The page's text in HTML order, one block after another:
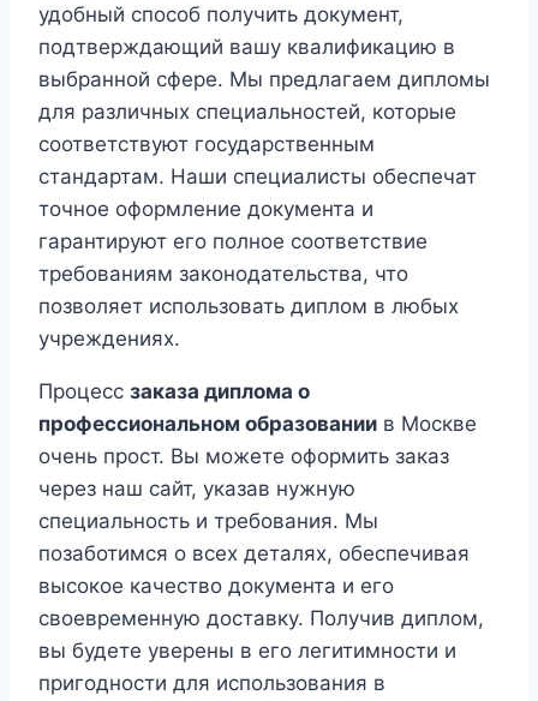
удобный способ получить документ,
подтверждающий вашу квалификацию в
выбранной сфере. Мы предлагаем дипломы
для различных специальностей, которые
соответствуют государственным
стандартам. Наши специалисты обеспечат
точное оформление документа и
гарантируют его полное соответствие
требованиям законодательства, что
позволяет использовать диплом в любых
учреждениях.
Процесс заказа диплома о
профессиональном образовании в Москве
очень прост. Вы можете оформить заказ
через наш сайт, указав нужную
специальность и требования. Мы
позаботимся о всех деталях, обеспечивая
высокое качество документа и его
своевременную доставку. Получив диплом,
вы будете уверены в его легитимности и
пригодности для использования в